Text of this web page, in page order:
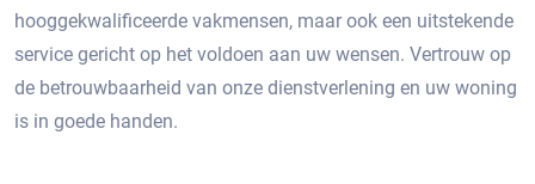
hooggekwalificeerde vakmensen, maar ook een uitstekende
service gericht op het voldoen aan uw wensen. Vertrouw op
de betrouwbaarheid van onze dienstverlening en uw woning
is in goede handen.